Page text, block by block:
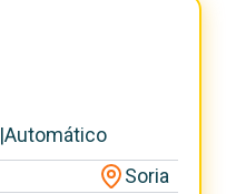
|Automático
Soria